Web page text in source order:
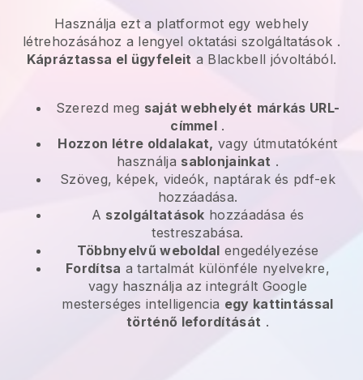
Használja ezt a platformot egy webhely
létrehozásához a lengyel oktatási szolgáltatások .
Kápráztassa el ügyfeleit a Blackbell jóvoltából.
Szerezd meg saját webhelyét márkás URL-
címmel .
Hozzon létre oldalakat, vagy útmutatóként
használja sablonjainkat .
Szöveg, képek, videók, naptárak és pdf-ek
hozzáadása.
A szolgáltatások hozzáadása és
testreszabása.
Többnyelvű weboldal engedélyezése
Fordítsa a tartalmát különféle nyelvekre,
vagy használja az integrált Google
mesterséges intelligencia egy kattintással
történő lefordítását .